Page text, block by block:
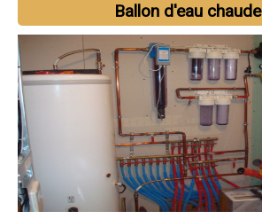
Ballon d'eau chaude